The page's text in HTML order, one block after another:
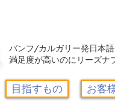
バンフ/カルガリー発日本
満足度が高いのにリーズナ
目指すもの お客